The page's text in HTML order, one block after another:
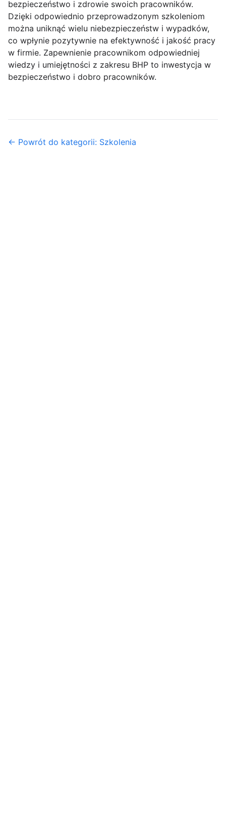
bezpieczeństwo i zdrowie swoich pracowników.
Dzięki odpowiednio przeprowadzonym szkoleniom
można uniknąć wielu niebezpieczeństw i wypadków,
co wpłynie pozytywnie na efektywność i jakość pracy
w firmie. Zapewnienie pracownikom odpowiedniej
wiedzy i umiejętności z zakresu BHP to inwestycja w
bezpieczeństwo i dobro pracowników.
← Powrót do kategorii: Szkolenia